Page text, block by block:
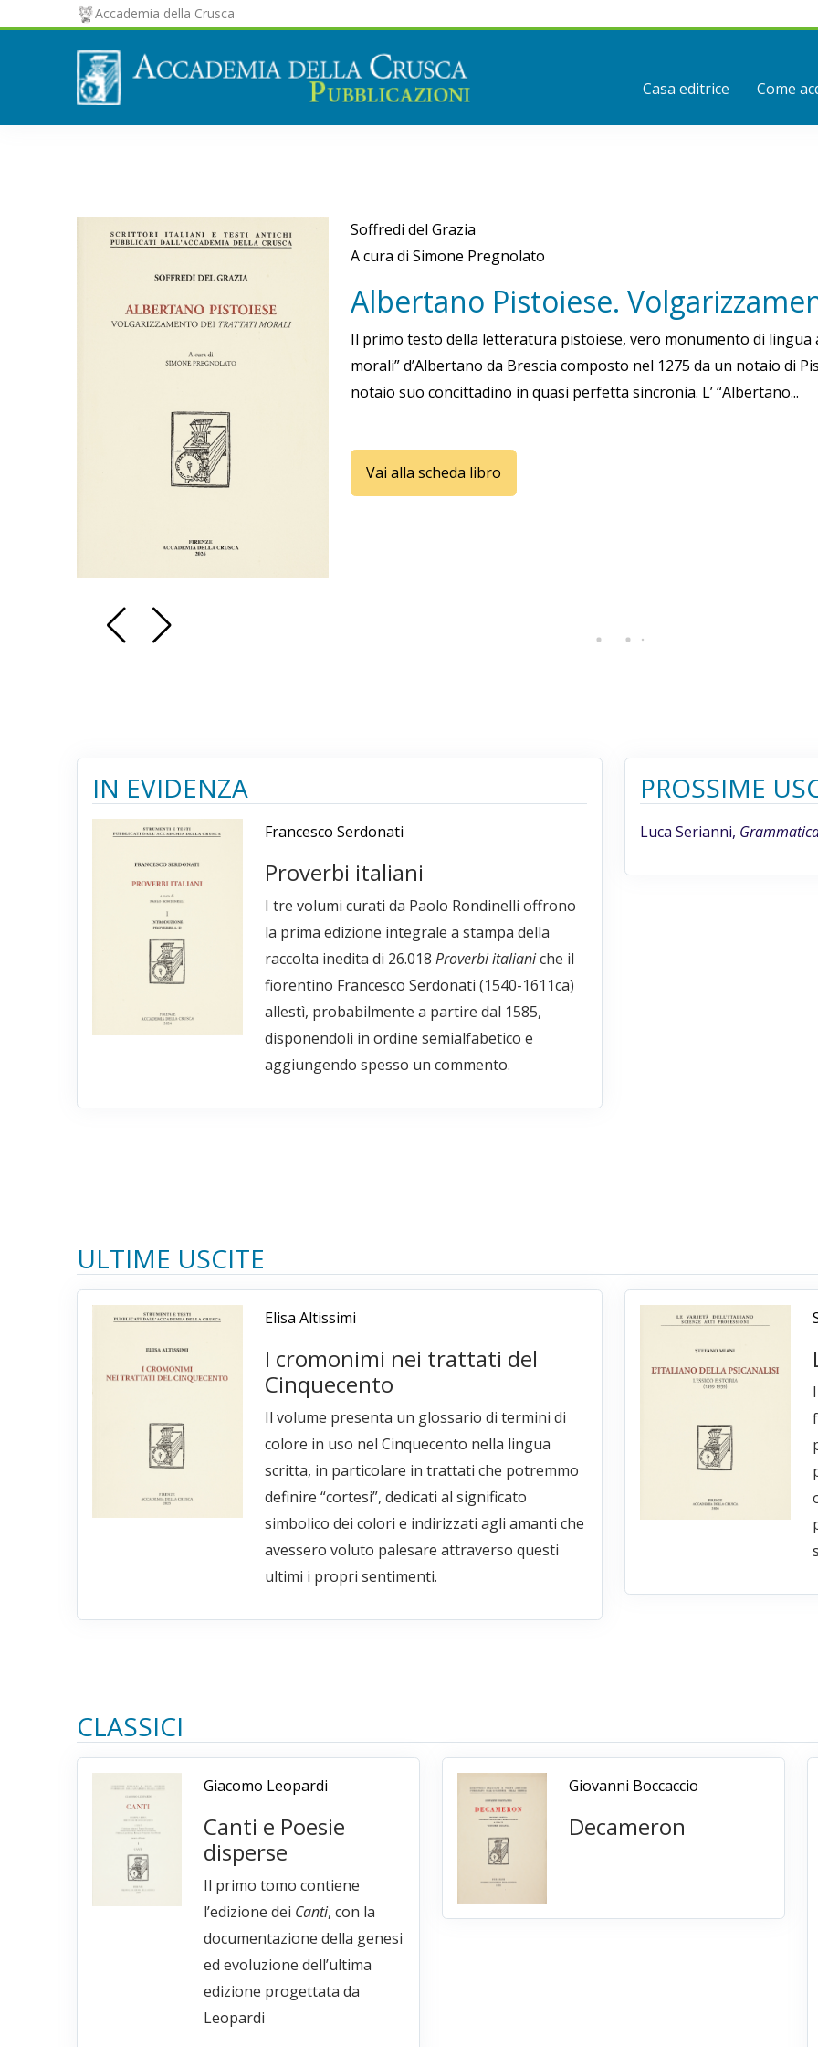
Accademia della Crusca
Casa editrice Come
Soffredi del Grazia
A cura di Simone Pregnolato
Albertano Pistoiese.
Il primo testo della letteratura pistoiese, vero monumento di lingua
morali” d’Albertano da Brescia composto nel 1275 da un notaio di
notaio suo concittadino in quasi perfetta sincronia. L’ “Albertano...
Vai alla scheda libro
IN EVIDENZA
Francesco Serdonati
Proverbi italiani
I tre volumi curati da Paolo Rondinelli offrono
la prima edizione integrale a stampa della
raccolta inedita di 26.018 Proverbi italianiche il
fiorentino Francesco Serdonati (1540-1611ca)
allestì, probabilmente a partire dal 1585,
disponendoli in ordine semialfabetico e
aggiungendo spesso un commento.
PROSSIME
Luca Serianni,
ULTIME USCITE
Elisa Altissimi
I cromonimi nei trattati del
Cinquecento
Il volume presenta un glossario di termini di
colore in uso nel Cinquecento nella lingua
scritta, in particolare in trattati che potremmo
definire “cortesi”, dedicati al significato
simbolico dei colori e indirizzati agli amanti che
avessero voluto palesare attraverso questi
ultimi i propri sentimenti.
CLASSICI
Giacomo Leopardi
Canti e Poesie
disperse
Il primo tomo contiene
l’edizione dei Canti, con la
documentazione della genesi
ed evoluzione dell’ultima
edizione progettata da
Leopardi
Giovanni Boccaccio
Decameron